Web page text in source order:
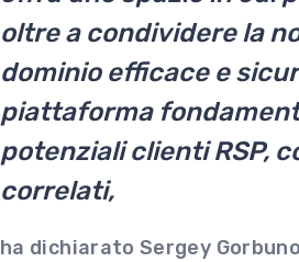
oltre a condividere la
dominio efficace e
piattaforma
potenziali clienti RSP,
correlati,
ha dichiarato Sergey